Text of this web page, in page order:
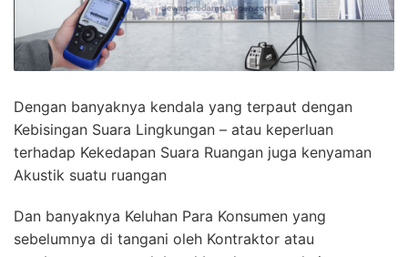
Dengan banyaknya kendala yang terpaut dengan
Kebisingan Suara Lingkungan – atau keperluan
terhadap Kekedapan Suara Ruangan juga kenyaman
Akustik suatu ruangan
Dan banyaknya Keluhan Para Konsumen yang
sebelumnya di tangani oleh Kontraktor atau